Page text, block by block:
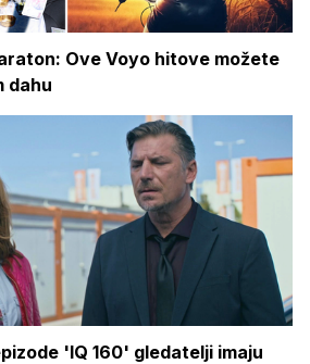
Ove Voyo hitove možete
dahu
'IQ 160' gledatelji imaju